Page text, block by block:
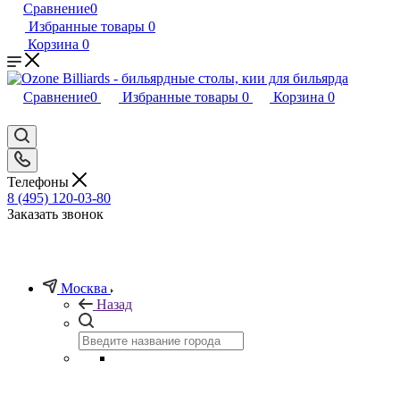
Сравнение0
Избранные товары 0
Корзина 0
Сравнение0 Избранные товары 0 Корзина 0
Телефоны
8 (495) 120-03-80
Заказать звонок
Москва
Назад